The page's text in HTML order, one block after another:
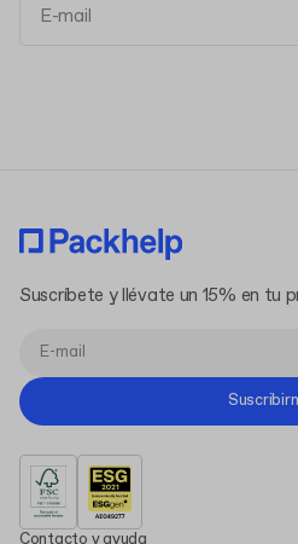
Contacto y ayuda
Suscríbete y llévate un 15% en tu